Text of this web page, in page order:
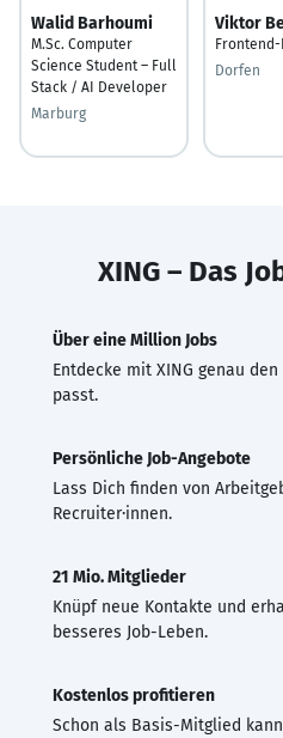
Walid Barhoumi
M.Sc. Computer
Science Student – Full
Stack / AI Developer
Marburg
Viktor
Dorfen
XING – Das
Über eine Million Jobs
Entdecke mit XING genau
passt.
Persönliche Job-Angebote
Lass Dich finden von
Recruiter·innen.
21 Mio. Mitglieder
Knüpf neue Kontakte und
besseres Job-Leben.
Kostenlos profitieren
Schon als Basis-Mitglied